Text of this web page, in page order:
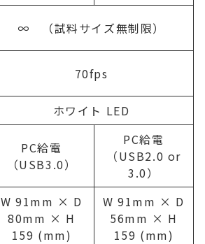
∞ （試料サイズ無制限）
70fps
ホワイト LED
PC給電
（USB3.0）
PC給電
（USB2.0 or
3.0）
W 91mm × D
80mm × H
159 (mm)
W 91mm × D
56mm × H
159 (mm)